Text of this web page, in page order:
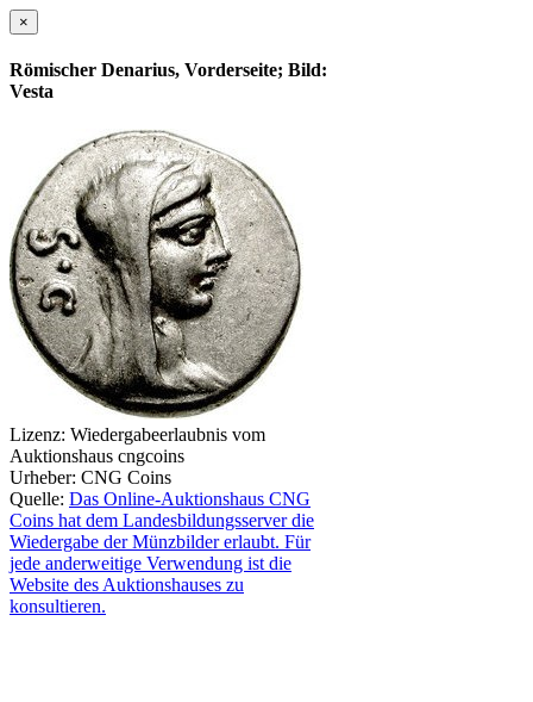
×
Römischer Denarius, Vorderseite; Bild:
Vesta
Lizenz: Wiedergabeerlaubnis vom
Auktionshaus cngcoins
Urheber: CNG Coins
Quelle: Das Online-Auktionshaus CNG
Coins hat dem Landesbildungsserver die
Wiedergabe der Münzbilder erlaubt. Für
jede anderweitige Verwendung ist die
Website des Auktionshauses zu
konsultieren.